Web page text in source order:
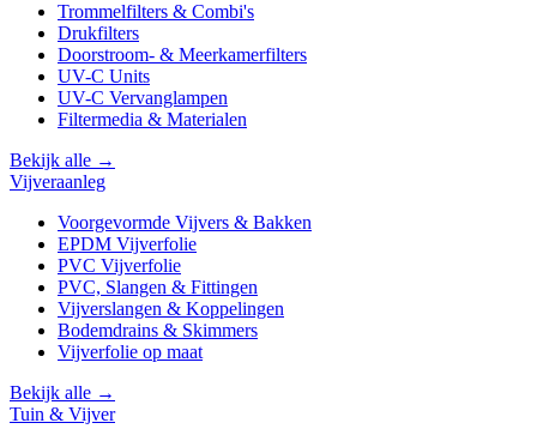
Trommelfilters & Combi's
Drukfilters
Doorstroom- & Meerkamerfilters
UV-C Units
UV-C Vervanglampen
Filtermedia & Materialen
Bekijk alle →
Vijveraanleg
Voorgevormde Vijvers & Bakken
EPDM Vijverfolie
PVC Vijverfolie
PVC, Slangen & Fittingen
Vijverslangen & Koppelingen
Bodemdrains & Skimmers
Vijverfolie op maat
Bekijk alle →
Tuin & Vijver